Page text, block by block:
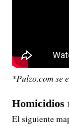
*Pulzo.com se
Homicidios
El siguiente